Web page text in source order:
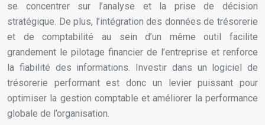
se concentrer sur l’analyse et la prise de décision
stratégique. De plus, l’intégration des données de trésorerie
et de comptabilité au sein d’un même outil facilite
grandement le pilotage financier de l’entreprise et renforce
la fiabilité des informations. Investir dans un logiciel de
trésorerie performant est donc un levier puissant pour
optimiser la gestion comptable et améliorer la performance
globale de l’organisation.